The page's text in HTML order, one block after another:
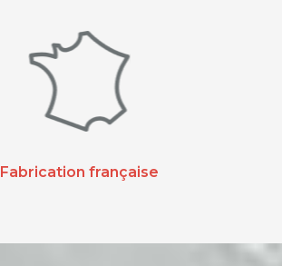
Fabrication française